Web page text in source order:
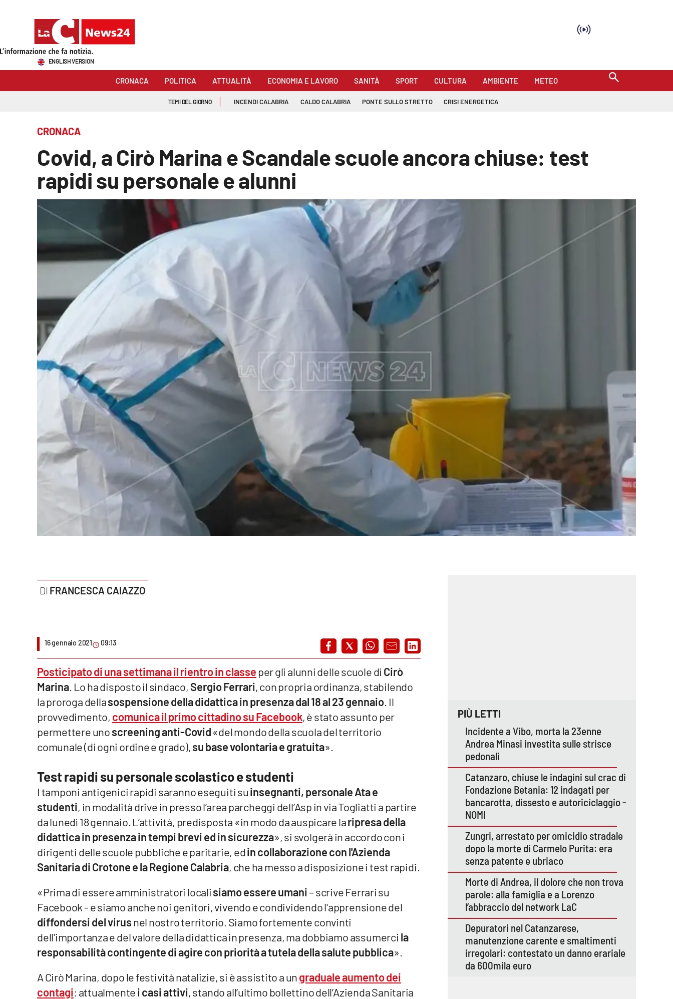
Sezioni
Economia e lavoro
Italia Mondo
Parchi Marini Calabria
Imprese Di Calabria
Le perfidie di Antonella Grippo
Venti di comunicazione
Streaming
Vibo Valentia
Reggio Calabria
ENGLISH VERSION
CRONACA POLITICA ATTUALITÀ ECONOMIA E LAVORO SANITÀ SPORT CULTURA AMBIENTE METEO
TEMI DEL GIORNO INCENDI CALABRIA CALDO CALABRIA PONTE SULLO STRETTO CRISI ENERGETICA
CRONACA
Covid, a Cirò Marina e Scandale scuole ancora chiuse: test
rapidi su personale e alunni
FRANCESCA CAIAZZO
16 gennaio 2021 09:13
Posticipato di una settimana il rientro in classe per gli alunni delle scuole di Cirò
Marina . Lo ha disposto il sindaco, Sergio Ferrari, con propria ordinanza, stabilendo
la proroga dellasospensione della didattica in presenza dal 18 al 23 gennaio . Il
provvedimento, comunica il primo cittadino su Facebook, è stato assunto per
permettere unoscreening anti-Covid«del mondo della scuola del territorio
comunale (di ogni ordine e grado),su base volontaria e gratuita».
Test rapidi su personale scolastico e studenti
I tamponi antigenici rapidi saranno eseguiti suinsegnanti, personale Ata e
studenti, in modalità drive in presso l’area parcheggi dell’Asp in via Togliatti a partire
da lunedì 18 gennaio. L’attività, predisposta «in modo da auspicare laripresa della
didattica in presenza in tempi brevi ed in sicurezza», si svolgerà in accordo con i
dirigenti delle scuole pubbliche e paritarie, edin collaborazione con l'Azienda
Sanitaria di Crotone e la Regione Calabria, che ha messo a disposizione i test rapidi.
«Prima di essere amministratori localisiamo essere umani– scrive Ferrari su
Facebook - e siamo anche noi genitori, vivendo e condividendo l'apprensione del
diffondersi del virusnel nostro territorio. Siamo fortemente convinti
dell'importanza e del valore della didattica in presenza, ma dobbiamo assumerci la
responsabilità contingente di agire con priorità a tutela della salute pubblica».
A Cirò Marina, dopo le festività natalizie, si è assistito a ungraduale aumento dei
contagi: attualmentei casi attivi, stando all’ultimo bollettino dell’Azienda Sanitaria
PIÙ LETTI
Incidente a Vibo, morta la 23enne
Andrea Minasi investita sulle strisce
pedonali
Catanzaro, chiuse le indagini sul crac di
Fondazione Betania: 12 indagati per
bancarotta, dissesto e autoriciclaggio -
NOMI
Zungri, arrestato per omicidio stradale
dopo la morte di Carmelo Purita: era
senza patente e ubriaco
Morte di Andrea, il dolore che non trova
parole: alla famiglia e a Lorenzo
l’abbraccio del network LaC
Depuratori nel Catanzarese,
manutenzione carente e smaltimenti
irregolari: contestato un danno erariale
da 600mila euro